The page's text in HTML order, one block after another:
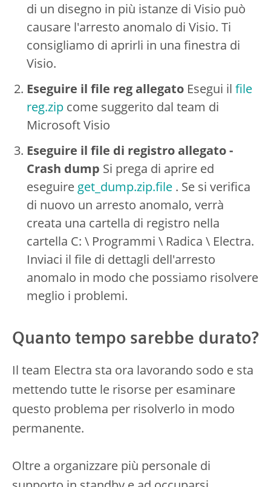
di un disegno in più istanze di Visio può
causare l'arresto anomalo di Visio. Ti
consigliamo di aprirli in una finestra di
Visio.
Eseguire il file reg allegato Esegui il file
reg.zip come suggerito dal team di
Microsoft Visio
Eseguire il file di registro allegato -
Crash dump Si prega di aprire ed
eseguire get_dump.zip.file . Se si verifica
di nuovo un arresto anomalo, verrà
creata una cartella di registro nella
cartella C: \ Programmi \ Radica \ Electra.
Inviaci il file di dettagli dell'arresto
anomalo in modo che possiamo risolvere
meglio i problemi.
Quanto tempo sarebbe durato?
Il team Electra sta ora lavorando sodo e sta
mettendo tutte le risorse per esaminare
questo problema per risolverlo in modo
permanente.
Oltre a organizzare più personale di